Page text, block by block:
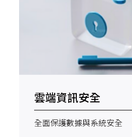
雲端資訊安全
全面保護數據與系統安全